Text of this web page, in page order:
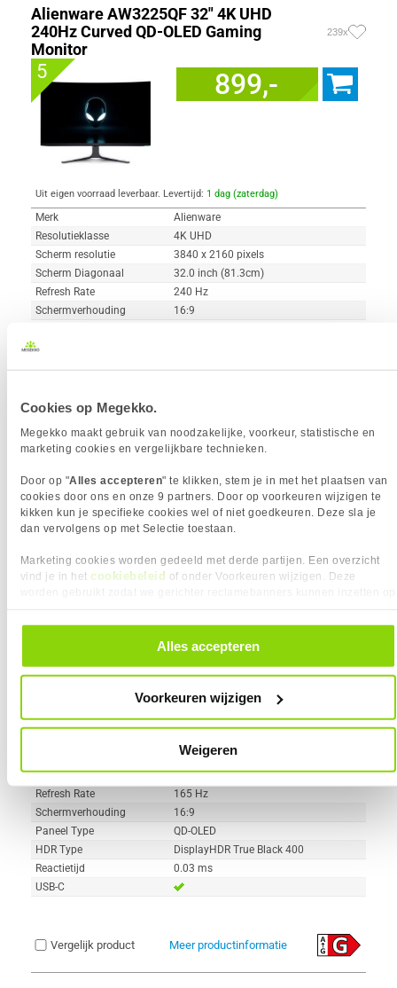
Cookies op Megekko.
Megekko maakt gebruik van noodzakelijke, voorkeur, statistische en
marketing cookies en vergelijkbare technieken.
Door op "Alles accepteren" te klikken, stem je in met het plaatsen van
cookies door ons en onze 9 partners. Door op voorkeuren wijzigen te
kikken kun je specifieke cookies wel of niet goedkeuren. Deze sla je
dan vervolgens op met Selectie toestaan.
Marketing cookies worden gedeeld met derde partijen. Een overzicht
vind je in het cookiebeleid of onder Voorkeuren wijzigen. Deze
alle cookies. Je kunt je gegeven toestemming altijd intrekken, dit doe je
door in de footer van onze website te klikken op ‘Cookievoorkeuren’
Alles accepteren
Voorkeuren wijzigen
Weigeren
Alienware AW3225QF 32" 4K UHD
240Hz Curved QD-OLED Gaming
Monitor
239x
5 899,-
Uit eigen voorraad leverbaar. Levertijd: 1 dag (zaterdag)
Merk
Alienware
Resolutieklasse
4K UHD
Scherm resolutie
3840 x 2160 pixels
Scherm Diagonaal
32.0 inch (81.3cm)
Refresh Rate
240 Hz
Schermverhouding
16:9
HDR Type
Curved
Vergelijk product Meer productinformatie
MSI MAG 321UP 32" 4K UHD 165Hz
6 599,-
Uit eigen voorraad leverbaar. Levertijd: 1 dag (zaterdag)
Merk
MSI
3840 x 2160 pixels
Scherm Diagonaal
32.0 inch (81.3cm)
Refresh Rate
165 Hz
Schermverhouding
16:9
Paneel Type
QD-OLED
HDR Type
DisplayHDR True Black 400
Reactietijd
0.03 ms
USB-C
Vergelijk product Meer productinformatie